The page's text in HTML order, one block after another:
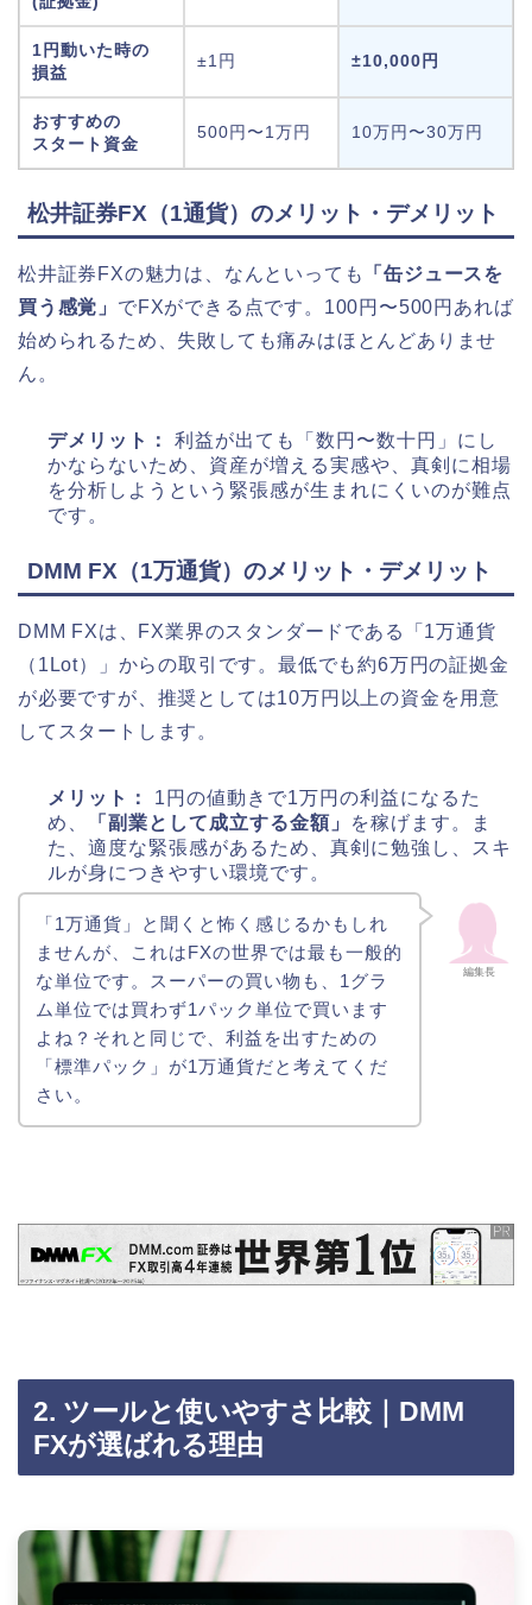
1円動いた時の
損益
±1円 ±10,000円
おすすめの
スタート資金
500円〜1万円 10万円〜30万円
松井証券FX（1通貨）のメリット・デメリット
松井証券FXの魅力は、なんといっても
「缶ジュースを
買う感覚」 でFXができる点です。100円〜500円あれば
始められるため、失敗しても痛みはほとんどありませ
ん。
デメリット：
利益が出ても「数円〜数十円」にし
かならないため、資産が増える実感や、真剣に相場
を分析しようという緊張感が生まれにくいのが難点
です。
DMM FX（1万通貨）のメリット・デメリット
DMM FXは、FX業界のスタンダードである「1万通貨
（1Lot）」からの取引です。最低でも約6万円の証拠金
が必要ですが、推奨としては10万円以上の資金を用意
してスタートします。
メリット：
1円の値動きで1万円の利益になるた
め、
「副業として成立する金額」
を稼げます。ま
た、適度な緊張感があるため、真剣に勉強し、スキ
ルが身につきやすい環境です。
編集長
「1万通貨」と聞くと怖く感じるかもしれ
ませんが、これはFXの世界では最も一般的
な単位です。スーパーの買い物も、1グラ
ム単位では買わず1パック単位で買います
よね？それと同じで、利益を出すための
「標準パック」が1万通貨だと考えてくだ
さい。
2. ツールと使いやすさ比較｜DMM
FXが選ばれる理由